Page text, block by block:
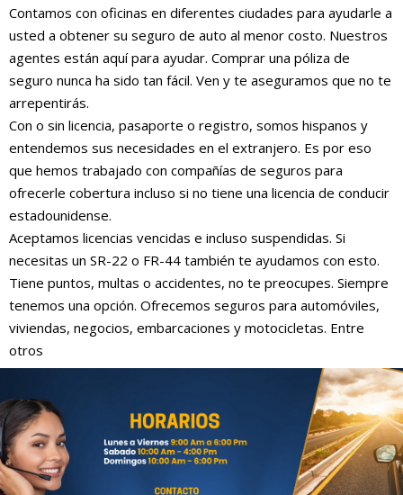
Contamos con oficinas en diferentes ciudades para ayudarle a
usted a obtener su seguro de auto al menor costo. Nuestros
agentes están aquí para ayudar. Comprar una póliza de
seguro nunca ha sido tan fácil. Ven y te aseguramos que no te
arrepentirás.
Con o sin licencia, pasaporte o registro, somos hispanos y
entendemos sus necesidades en el extranjero. Es por eso
que hemos trabajado con compañías de seguros para
ofrecerle cobertura incluso si no tiene una licencia de conducir
estadounidense.
Aceptamos licencias vencidas e incluso suspendidas. Si
necesitas un SR-22 o FR-44 también te ayudamos con esto.
Tiene puntos, multas o accidentes, no te preocupes. Siempre
tenemos una opción. Ofrecemos seguros para automóviles,
viviendas, negocios, embarcaciones y motocicletas. Entre
otros